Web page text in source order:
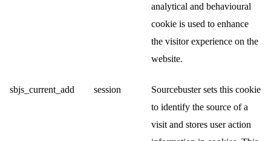
analytical and behavioural
cookie is used to enhance
the visitor experience on the
website.
sbjs_current_add session
Sourcebuster sets this cookie
to identify the source of a
visit and stores user action